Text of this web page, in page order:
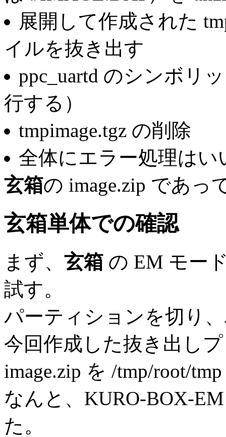
展開して作成された
イルを抜き出す
ppc_uartd のシンボリ
行する）
tmpimage.tgz の削除
全体にエラー処理はい
玄箱の image.zip であっ
玄箱単体での確認
まず、 玄箱 の EM モー
試す。
パーティションを切り
今回作成した抜き出し
image.zip を /tmp/root/
なんと、KURO-BOX-
た。